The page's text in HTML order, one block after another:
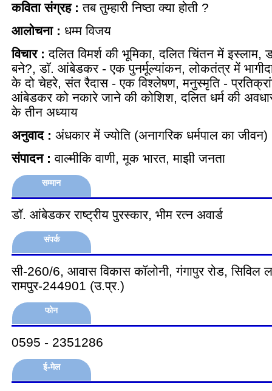
कविता संग्रह : तब तुम्हारी निष्ठा क्या होती ?
आलोचना : धम्म विजय
विचार : दलित विमर्श की भूमिका, दलित चिंतन में इस्लाम,
बने?, डॉ. आंबेडकर - एक पुनर्मूल्यांकन, लोकतंत्र में
के दो चेहरे, संत रैदास - एक विश्लेषण, मनुस्मृति -
आंबेडकर को नकारे जाने की कोशिश, दलित धर्म की
के तीन अध्याय
अनुवाद : अंधकार में ज्योति (अनागरिक धर्मपाल का जीवन)
संपादन : वाल्मीकि वाणी, मूक भारत, माझी जनता
सम्मान
डॉ. आंबेडकर राष्ट्रीय पुरस्कार, भीम रत्न अवार्ड
संपर्क
सी-260/6, आवास विकास कॉलोनी, गंगापुर रोड, सिविल
रामपुर-244901 (उ.प्र.)
फोन
0595 - 2351286
ई-मेल